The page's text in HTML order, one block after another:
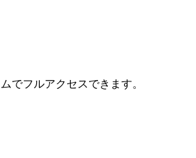
でフルアクセスできます。